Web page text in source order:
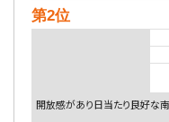
第2位
開放感があり日当たり良好な